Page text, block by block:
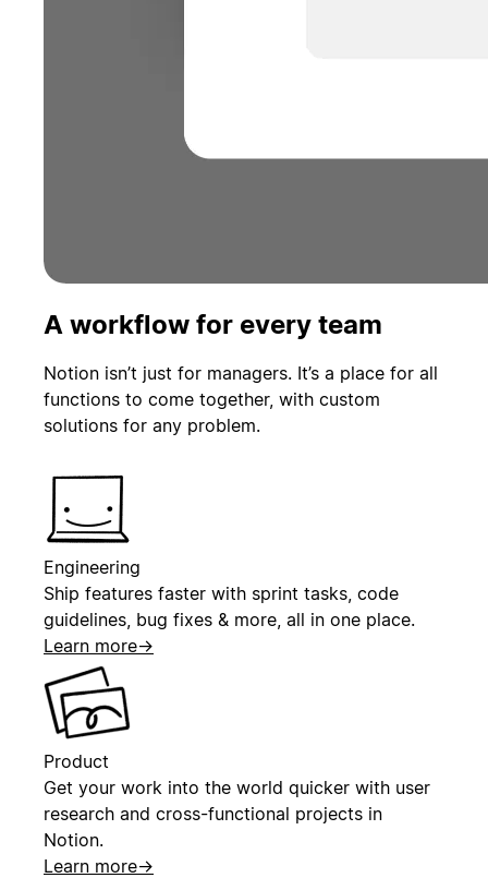
A workflow for every team
Notion isn’t just for managers. It’s a place for all
functions to come together, with custom
solutions for any problem.
Engineering
Ship features faster with sprint tasks, code
guidelines, bug fixes & more, all in one place.
Learn more→
Product
Get your work into the world quicker with user
research and cross-functional projects in
Notion.
Learn more→